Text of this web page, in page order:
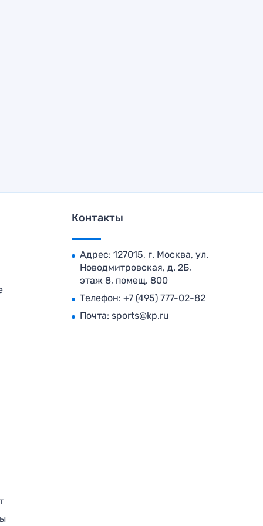
Контакты
Адрес: 127015, г. Москва, ул.
Новодмитровская, д. 2Б,
этаж 8, помещ. 800
Телефон: +7 (495) 777-02-82
Почта: sports@kp.ru